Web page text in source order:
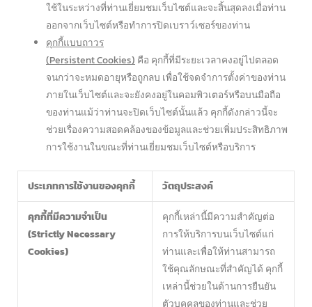
ใช้ในระหว่างที่ท่านเยี่ยมชมเว็บไซต์และจะสิ้นสุดลงเมื่อท่าน
ออกจากเว็บไซต์หรือทำการปิดเบราว์เซอร์ของท่าน
คุกกี้แบบถาวร
(Persistent Cookies) คือ คุกกี้ที่มีระยะเวลาคงอยู่ไปตลอด
จนกว่าจะหมดอายุหรือถูกลบ เพื่อใช้จดจำการตั้งค่าของท่าน
ภายในเว็บไซต์และจะยังคงอยู่ในคอมพิวเตอร์หรือบนมือถือ
ของท่านแม้ว่าท่านจะปิดเว็บไซต์นั้นแล้ว คุกกี้ดังกล่าวนี้จะ
ช่วยเรื่องความสอดคล้องของข้อมูลและช่วยเพิ่มประสิทธิภาพ
การใช้งานในขณะที่ท่านเยี่ยมชมเว็บไซต์หรือบริการ
ประเภทการใช้งานของคุกกี้ วัตถุประสงค์
คุกกี้ที่มีความจำเป็น
(Strictly Necessary
Cookies)
คุกกี้เหล่านี้มีความสำคัญต่อ
การให้บริการบนเว็บไซต์แก่
ท่านและเพื่อให้ท่านสามารถ
ใช้คุณลักษณะที่สำคัญได้ คุกกี้
เหล่านี้ช่วยในด้านการยืนยัน
ตัวบุคคลของท่านและช่วย